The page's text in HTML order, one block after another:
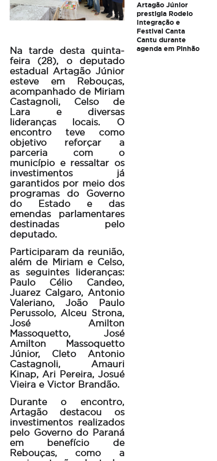
Na tarde desta quinta-
feira (28), o deputado
estadual Artagão Júnior
esteve em Rebouças,
acompanhado de Miriam
Castagnoli, Celso de
Lara e diversas
lideranças locais. O
encontro teve como
objetivo reforçar a
parceria com o
município e ressaltar os
investimentos já
garantidos por meio dos
programas do Governo
do Estado e das
emendas parlamentares
destinadas pelo
deputado.
Participaram da reunião,
além de Miriam e Celso,
as seguintes lideranças:
Paulo Célio Candeo,
Juarez Calgaro, Antonio
Valeriano, João Paulo
Perussolo, Alceu Strona,
José Amilton
Massoquetto, José
Amilton Massoquetto
Júnior, Cleto Antonio
Castagnoli, Amauri
Kinap, Ari Pereira, Josué
Vieira e Victor Brandão.
Durante o encontro,
Artagão destacou os
investimentos realizados
pelo Governo do Paraná
em benefício de
Rebouças, como a
Artagão Júnior
prestigia Rodeio
Integração e
Festival Canta
Cantu durante
agenda em Pinhão